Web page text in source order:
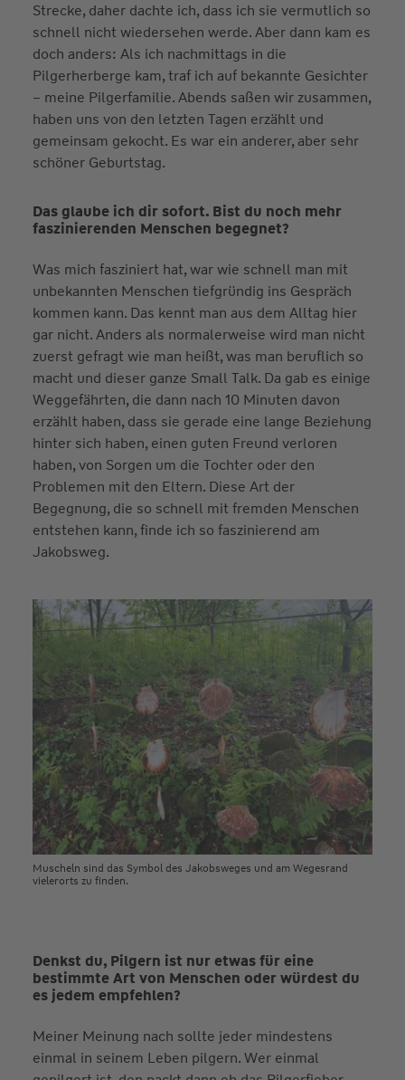
Strecke, daher dachte ich, dass ich sie vermutlich so
schnell nicht wiedersehen werde. Aber dann kam es
doch anders: Als ich nachmittags in die
Pilgerherberge kam, traf ich auf bekannte Gesichter
– meine Pilgerfamilie. Abends saßen wir zusammen,
haben uns von den letzten Tagen erzählt und
gemeinsam gekocht. Es war ein anderer, aber sehr
schöner Geburtstag.
Das glaube ich dir sofort. Bist du noch mehr
faszinierenden Menschen begegnet?
Was mich fasziniert hat, war wie schnell man mit
unbekannten Menschen tiefgründig ins Gespräch
kommen kann. Das kennt man aus dem Alltag hier
gar nicht. Anders als normalerweise wird man nicht
zuerst gefragt wie man heißt, was man beruflich so
macht und dieser ganze Small Talk. Da gab es einige
Weggefährten, die dann nach 10 Minuten davon
erzählt haben, dass sie gerade eine lange Beziehung
hinter sich haben, einen guten Freund verloren
haben, von Sorgen um die Tochter oder den
Problemen mit den Eltern. Diese Art der
Begegnung, die so schnell mit fremden Menschen
entstehen kann, finde ich so faszinierend am
Jakobsweg.
Muscheln sind das Symbol des Jakobsweges und am Wegesrand
vielerorts zu finden.
Denkst du, Pilgern ist nur etwas für eine
bestimmte Art von Menschen oder würdest du
es jedem empfehlen?
Meiner Meinung nach sollte jeder mindestens
einmal in seinem Leben pilgern. Wer einmal